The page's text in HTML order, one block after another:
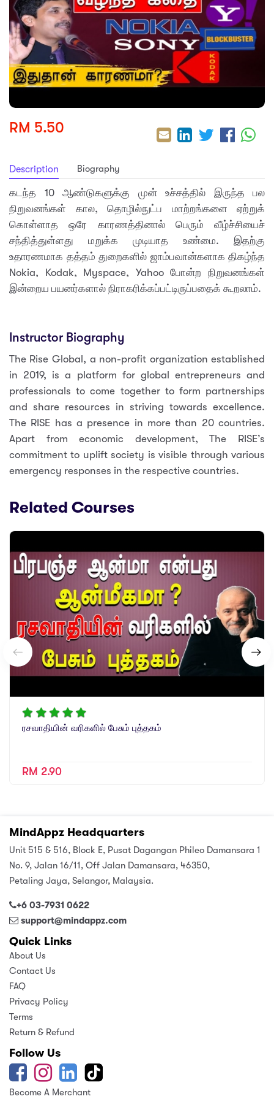
5
4
(SJKT)
& Spirituality
RM 5.50
Description Biography
கடந்த 10 ஆண்டுகளுக்கு முன் உச்சத்தில் இருந்த பல
நிறுவனங்கள் கால, தொழில்நுட்ப மாற்றங்களை ஏற்றுக்
கொள்ளாத ஒரே காரணத்தினால் பெரும் வீழ்ச்சியைச்
சந்தித்துள்ளது மறுக்க முடியாத உண்மை. இதற்கு
உதாரணமாக தத்தம் துறைகளில் ஜாம்பவான்களாக திகழ்ந்த
Nokia, Kodak, Myspace, Yahoo போன்ற நிறுவனங்கள்
இன்றைய பயனர்களால் நிராகரிக்கப்பட்டிருப்பதைக் கூறலாம்.
Instructor Biography
The Rise Global, a non-profit organization established
in 2019, is a platform for global entrepreneurs and
professionals to come together to form partnerships
and share resources in striving towards excellence.
The RISE has a presence in more than 20 countries.
Apart from economic development, The RISE’s
commitment to uplift society is visible through various
emergency responses in the respective countries.
Related Courses
ரசவாதியின் வரிகளில் பேசும் புத்தகம்
RM 2.90
MindAppz Headquarters
Unit 515 & 516, Block E, Pusat Dagangan Phileo Damansara 1
No. 9, Jalan 16/11, Off Jalan Damansara, 46350,
Petaling Jaya, Selangor, Malaysia.
+6 03-7931 0622
support@mindappz.com
Quick Links
About Us
Contact Us
FAQ
Privacy Policy
Terms
Return & Refund
Follow Us
Become A Merchant